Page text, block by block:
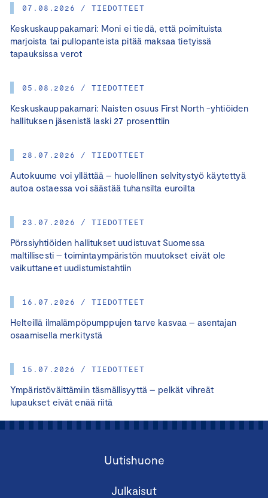
07.08.2026 / TIEDOTTEET
Keskuskauppakamari: Moni ei tiedä, että poimituista
marjoista tai pullopanteista pitää maksaa tietyissä
tapauksissa verot
05.08.2026 / TIEDOTTEET
Keskuskauppakamari: Naisten osuus First North -yhtiöiden
hallituksen jäsenistä laski 27 prosenttiin
28.07.2026 / TIEDOTTEET
Autokuume voi yllättää – huolellinen selvitystyö käytettyä
autoa ostaessa voi säästää tuhansilta euroilta
23.07.2026 / TIEDOTTEET
Pörssiyhtiöiden hallitukset uudistuvat Suomessa
maltillisesti – toimintaympäristön muutokset eivät ole
vaikuttaneet uudistumistahtiin
16.07.2026 / TIEDOTTEET
Helteillä ilmalämpöpumppujen tarve kasvaa – asentajan
osaamisella merkitystä
15.07.2026 / TIEDOTTEET
Ympäristöväittämiin täsmällisyyttä – pelkät vihreät
lupaukset eivät enää riitä
Uutishuone
Julkaisut